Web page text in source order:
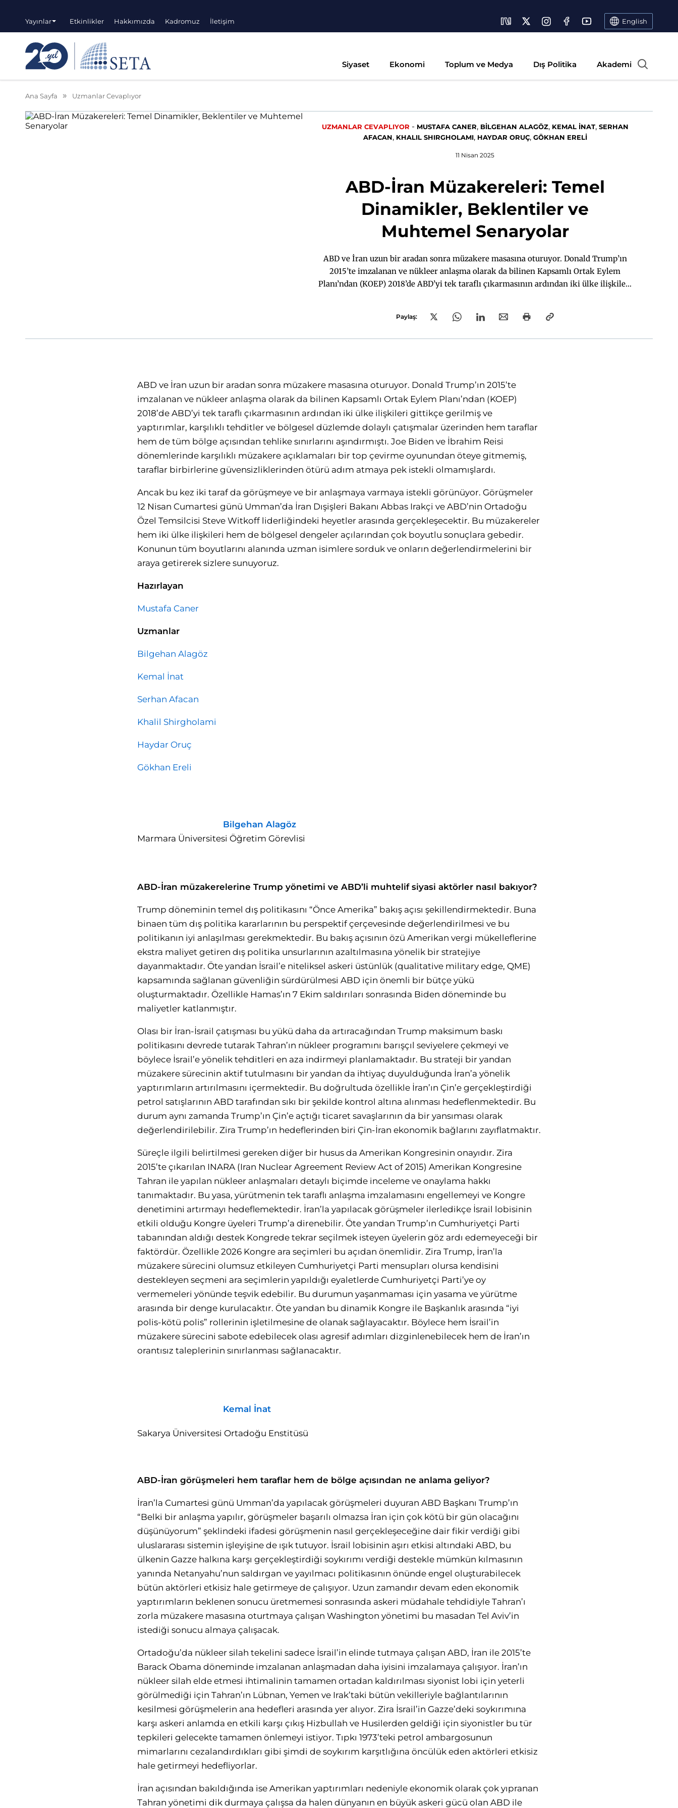
Yayınlar Etkinlikler Hakkımızda Kadromuz İletişim English
Siyaset Ekonomi Toplum ve Medya Dış Politika Akademi
Ana Sayfa Uzmanlar Cevaplıyor
UZMANLAR CEVAPLIYOR - MUSTAFA CANER, BİLGEHAN ALAGÖZ, KEMAL İNAT, SERHAN
AFACAN, KHALIL SHIRGHOLAMI, HAYDAR ORUÇ, GÖKHAN ERELİ
11 Nisan 2025
ABD-İran Müzakereleri: Temel
Dinamikler, Beklentiler ve
Muhtemel Senaryolar
ABD ve İran uzun bir aradan sonra müzakere masasına oturuyor. Donald Trump’ın
2015’te imzalanan ve nükleer anlaşma olarak da bilinen Kapsamlı Ortak Eylem
Planı’ndan (KOEP) 2018’de ABD’yi tek taraflı çıkarmasının ardından iki ülke ilişkileri
aşındırmıştı. Joe Biden ve İbrahim Reisi dönemlerinde karşılıklı müzakere
Ortadoğu Özel Temsilcisi Steve Witkoff liderliğindeki heyetler arasında
gerçekleşecektir. Bu müzakereler hem iki ülke ilişkileri hem de bölgesel dengeler
açılarından çok boyutlu sonuçlara gebedir. Konunun tüm boyutlarını alanında uzman
isimlere sorduk ve onların değerlendirmelerini bir araya getirerek sizlere sunuyoruz.
Paylaş:
ABD ve İran uzun bir aradan sonra müzakere masasına oturuyor. Donald Trump’ın 2015’te
imzalanan ve nükleer anlaşma olarak da bilinen Kapsamlı Ortak Eylem Planı’ndan (KOEP)
2018’de ABD’yi tek taraflı çıkarmasının ardından iki ülke ilişkileri gittikçe gerilmiş ve
yaptırımlar, karşılıklı tehditler ve bölgesel düzlemde dolaylı çatışmalar üzerinden hem taraflar
hem de tüm bölge açısından tehlike sınırlarını aşındırmıştı. Joe Biden ve İbrahim Reisi
dönemlerinde karşılıklı müzakere açıklamaları bir top çevirme oyunundan öteye gitmemiş,
taraflar birbirlerine güvensizliklerinden ötürü adım atmaya pek istekli olmamışlardı.
Ancak bu kez iki taraf da görüşmeye ve bir anlaşmaya varmaya istekli görünüyor. Görüşmeler
12 Nisan Cumartesi günü Umman’da İran Dışişleri Bakanı Abbas Irakçi ve ABD’nin Ortadoğu
Özel Temsilcisi Steve Witkoff liderliğindeki heyetler arasında gerçekleşecektir. Bu müzakereler
hem iki ülke ilişkileri hem de bölgesel dengeler açılarından çok boyutlu sonuçlara gebedir.
Konunun tüm boyutlarını alanında uzman isimlere sorduk ve onların değerlendirmelerini bir
araya getirerek sizlere sunuyoruz.
Hazırlayan
Mustafa Caner
Uzmanlar
Bilgehan Alagöz
Kemal İnat
Serhan Afacan
Khalil Shirgholami
Haydar Oruç
Gökhan Ereli
Bilgehan Alagöz
Marmara Üniversitesi Öğretim Görevlisi
ABD-İran müzakerelerine Trump yönetimi ve ABD’li muhtelif siyasi aktörler nasıl bakıyor?
Trump döneminin temel dış politikasını “Önce Amerika” bakış açısı şekillendirmektedir. Buna
binaen tüm dış politika kararlarının bu perspektif çerçevesinde değerlendirilmesi ve bu
politikanın iyi anlaşılması gerekmektedir. Bu bakış açısının özü Amerikan vergi mükelleflerine
ekstra maliyet getiren dış politika unsurlarının azaltılmasına yönelik bir stratejiye
dayanmaktadır. Öte yandan İsrail’e niteliksel askeri üstünlük (qualitative military edge, QME)
kapsamında sağlanan güvenliğin sürdürülmesi ABD için önemli bir bütçe yükü
oluşturmaktadır. Özellikle Hamas’ın 7 Ekim saldırıları sonrasında Biden döneminde bu
maliyetler katlanmıştır.
Olası bir İran-İsrail çatışması bu yükü daha da artıracağından Trump maksimum baskı
politikasını devrede tutarak Tahran’ın nükleer programını barışçıl seviyelere çekmeyi ve
böylece İsrail’e yönelik tehditleri en aza indirmeyi planlamaktadır. Bu strateji bir yandan
müzakere sürecinin aktif tutulmasını bir yandan da ihtiyaç duyulduğunda İran’a yönelik
yaptırımların artırılmasını içermektedir. Bu doğrultuda özellikle İran’ın Çin’e gerçekleştirdiği
petrol satışlarının ABD tarafından sıkı bir şekilde kontrol altına alınması hedeflenmektedir. Bu
durum aynı zamanda Trump’ın Çin’e açtığı ticaret savaşlarının da bir yansıması olarak
değerlendirilebilir. Zira Trump’ın hedeflerinden biri Çin-İran ekonomik bağlarını zayıflatmaktır.
Süreçle ilgili belirtilmesi gereken diğer bir husus da Amerikan Kongresinin onayıdır. Zira
2015’te çıkarılan INARA (Iran Nuclear Agreement Review Act of 2015) Amerikan Kongresine
Tahran ile yapılan nükleer anlaşmaları detaylı biçimde inceleme ve onaylama hakkı
tanımaktadır. Bu yasa, yürütmenin tek taraflı anlaşma imzalamasını engellemeyi ve Kongre
denetimini artırmayı hedeflemektedir. İran’la yapılacak görüşmeler ilerledikçe İsrail lobisinin
etkili olduğu Kongre üyeleri Trump’a direnebilir. Öte yandan Trump’ın Cumhuriyetçi Parti
tabanından aldığı destek Kongrede tekrar seçilmek isteyen üyelerin göz ardı edemeyeceği bir
faktördür. Özellikle 2026 Kongre ara seçimleri bu açıdan önemlidir. Zira Trump, İran’la
müzakere sürecini olumsuz etkileyen Cumhuriyetçi Parti mensupları olursa kendisini
destekleyen seçmeni ara seçimlerin yapıldığı eyaletlerde Cumhuriyetçi Parti’ye oy
vermemeleri yönünde teşvik edebilir. Bu durumun yaşanmaması için yasama ve yürütme
arasında bir denge kurulacaktır. Öte yandan bu dinamik Kongre ile Başkanlık arasında “iyi
polis-kötü polis” rollerinin işletilmesine de olanak sağlayacaktır. Böylece hem İsrail’in
müzakere sürecini sabote edebilecek olası agresif adımları dizginlenebilecek hem de İran’ın
orantısız taleplerinin sınırlanması sağlanacaktır.
Kemal İnat
Sakarya Üniversitesi Ortadoğu Enstitüsü
ABD-İran görüşmeleri hem taraflar hem de bölge açısından ne anlama geliyor?
İran’la Cumartesi günü Umman’da yapılacak görüşmeleri duyuran ABD Başkanı Trump’ın
“Belki bir anlaşma yapılır, görüşmeler başarılı olmazsa İran için çok kötü bir gün olacağını
düşünüyorum” şeklindeki ifadesi görüşmenin nasıl gerçekleşeceğine dair fikir verdiği gibi
uluslararası sistemin işleyişine de ışık tutuyor. İsrail lobisinin aşırı etkisi altındaki ABD, bu
ülkenin Gazze halkına karşı gerçekleştirdiği soykırımı verdiği destekle mümkün kılmasının
yanında Netanyahu’nun saldırgan ve yayılmacı politikasının önünde engel oluşturabilecek
bütün aktörleri etkisiz hale getirmeye de çalışıyor. Uzun zamandır devam eden ekonomik
yaptırımların beklenen sonucu üretmemesi sonrasında askeri müdahale tehdidiyle Tahran’ı
zorla müzakere masasına oturtmaya çalışan Washington yönetimi bu masadan Tel Aviv’in
istediği sonucu almaya çalışacak.
Ortadoğu’da nükleer silah tekelini sadece İsrail’in elinde tutmaya çalışan ABD, İran ile 2015’te
Barack Obama döneminde imzalanan anlaşmadan daha iyisini imzalamaya çalışıyor. İran’ın
nükleer silah elde etmesi ihtimalinin tamamen ortadan kaldırılması siyonist lobi için yeterli
görülmediği için Tahran’ın Lübnan, Yemen ve Irak’taki bütün vekilleriyle bağlantılarının
kesilmesi görüşmelerin ana hedefleri arasında yer alıyor. Zira İsrail’in Gazze’deki soykırımına
karşı askeri anlamda en etkili karşı çıkış Hizbullah ve Husilerden geldiği için siyonistler bu tür
tepkileri gelecekte tamamen önlemeyi istiyor. Tıpkı 1973’teki petrol ambargosunun
mimarlarını cezalandırdıkları gibi şimdi de soykırım karşıtlığına öncülük eden aktörleri etkisiz
hale getirmeyi hedefliyorlar.
İran açısından bakıldığında ise Amerikan yaptırımları nedeniyle ekonomik olarak çok yıpranan
Tahran yönetimi dik durmaya çalışsa da halen dünyanın en büyük askeri gücü olan ABD ile